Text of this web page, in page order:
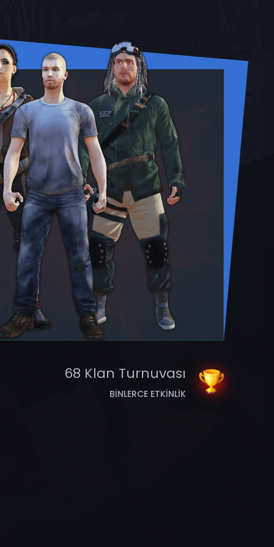
68 Klan Turnuvası
BINLERCE ETKINLIK